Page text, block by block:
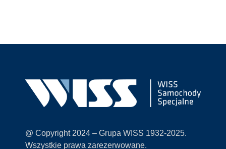
@ Copyright 2024 – Grupa WISS 1932-2025.
Wszystkie prawa zarezerwowane.